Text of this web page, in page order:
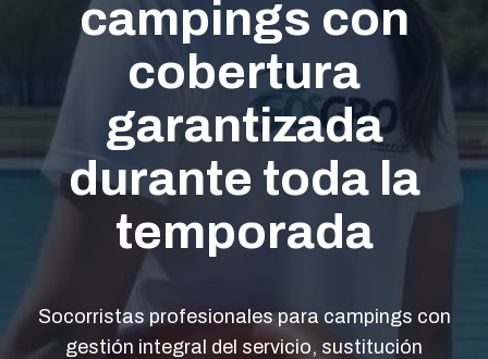
campings con
cobertura
garantizada
durante toda la
temporada
Socorristas profesionales para campings con
gestión integral del servicio, sustitución